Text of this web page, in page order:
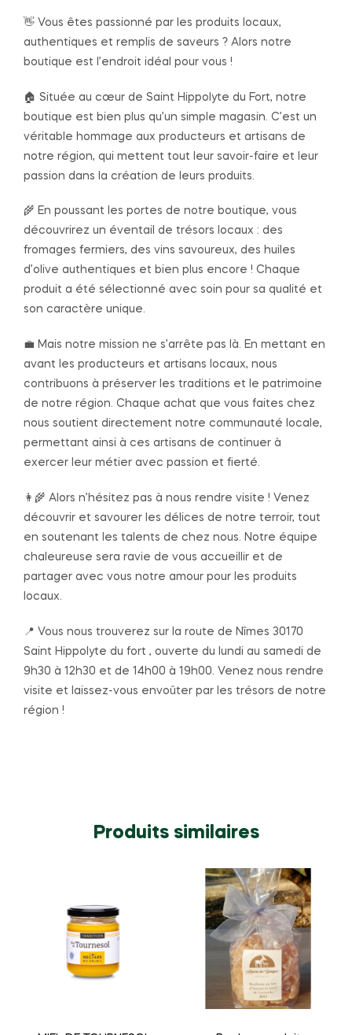
👋 Vous êtes passionné par les produits locaux,
authentiques et remplis de saveurs ? Alors notre
boutique est l’endroit idéal pour vous !
🏠 Située au cœur de Saint Hippolyte du Fort, notre
boutique est bien plus qu’un simple magasin. C’est un
véritable hommage aux producteurs et artisans de
notre région, qui mettent tout leur savoir-faire et leur
passion dans la création de leurs produits.
🌾 En poussant les portes de notre boutique, vous
découvrirez un éventail de trésors locaux : des
fromages fermiers, des vins savoureux, des huiles
d’olive authentiques et bien plus encore ! Chaque
produit a été sélectionné avec soin pour sa qualité et
son caractère unique.
💼 Mais notre mission ne s’arrête pas là. En mettant en
avant les producteurs et artisans locaux, nous
contribuons à préserver les traditions et le patrimoine
de notre région. Chaque achat que vous faites chez
nous soutient directement notre communauté locale,
permettant ainsi à ces artisans de continuer à
exercer leur métier avec passion et fierté.
👩‍🌾 Alors n’hésitez pas à nous rendre visite ! Venez
découvrir et savourer les délices de notre terroir, tout
en soutenant les talents de chez nous. Notre équipe
chaleureuse sera ravie de vous accueillir et de
partager avec vous notre amour pour les produits
locaux.
📍 Vous nous trouverez sur la route de Nîmes 30170
Saint Hippolyte du fort , ouverte du lundi au samedi de
9h30 à 12h30 et de 14h00 à 19h00. Venez nous rendre
visite et laissez-vous envoûter par les trésors de notre
région !
Produits similaires